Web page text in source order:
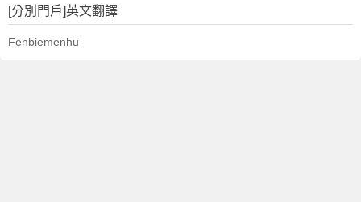
[分別門戶]英文翻譯
Fenbiemenhu